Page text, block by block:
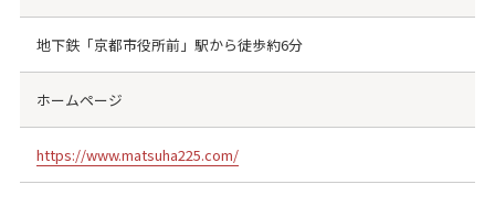
地下鉄「京都市役所前」駅から徒歩約6分
ホームページ
https://www.matsuha225.com/